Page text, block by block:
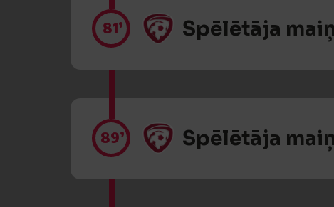
81’ Spēlētāja
89’ Spēlētāja